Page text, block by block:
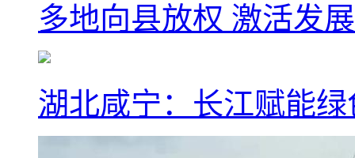
多地向县放权 激活发
湖北咸宁：长江赋能